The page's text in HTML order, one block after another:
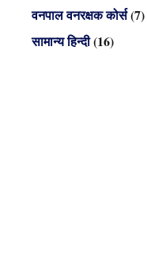
वनपाल वनरक्षक कोर्स(7)
सामान्य हिन्दी(16)